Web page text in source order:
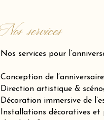
Nos services
Nos services pour
Conception de
Direction artistique &
Décoration immersive de
Installations décoratives